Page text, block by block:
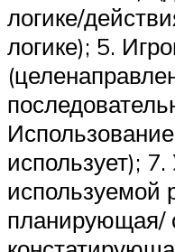
логике/
логике); 5.
использует);
используемой
планирующая/